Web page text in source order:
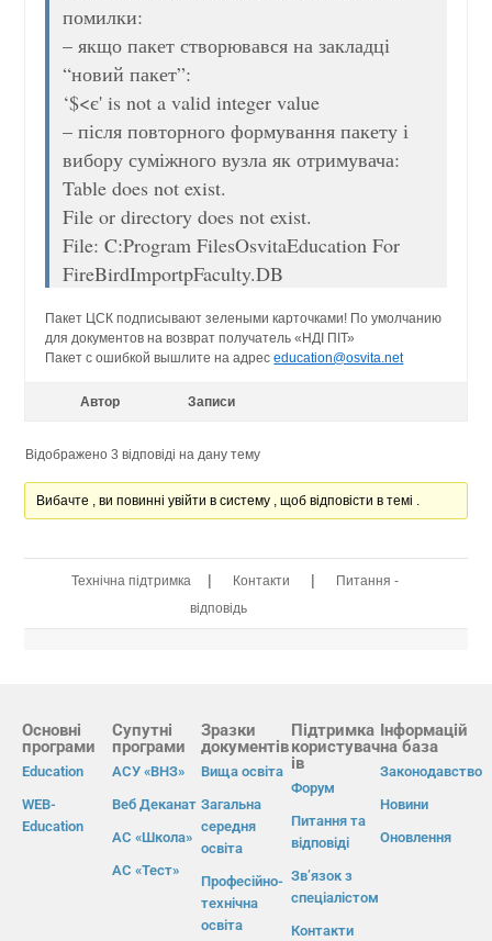
помилки:
– якщо пакет створювався на закладці
“новий пакет”:
‘$<є' is not a valid integer value
– після повторного формування пакету і
вибору суміжного вузла як отримувача:
Table does not exist.
File or directory does not exist.
File: C:Program FilesOsvitaEducation For
FireBirdImportpFaculty.DB
Пакет ЦСК подписывают зелеными карточками! По умолчанию
для документов на возврат получатель «НДІ ПІТ»
Пакет с ошибкой вышлите на адресeducation@osvita.net
Автор Записи
Відображено 3 відповіді на дану тему
Вибачте , ви повинні увійти в систему , щоб відповісти в темі .
Технічна підтримка | Контакти |
Питання -
відповідь
Основні
програми
Education
WEB-
Education
Супутні
програми
АСУ «ВНЗ»
Веб Деканат
АС «Школа»
АС «Тест»
Зразки
документів
Вища освіта
Загальна
середня
освіта
Професійно-
технічна
освіта
Підтримка
користувач
ів
Форум
Питання та
відповіді
Зв’язок з
спеціалістом
Контакти
Інформацій
на база
Законодавство
Новини
Оновлення